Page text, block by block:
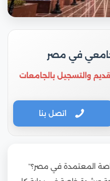
في مصر
والتسجيل بالجامعات
اتصل بنا
المعتمدة في مصر؟”